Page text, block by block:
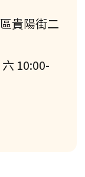
貴陽街二
10:00-